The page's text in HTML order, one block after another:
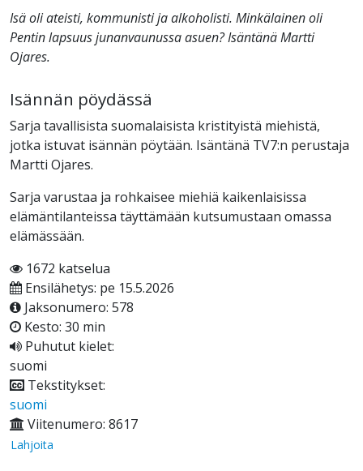
Isä oli ateisti, kommunisti ja alkoholisti. Minkälainen oli
Pentin lapsuus junanvaunussa asuen? Isäntänä Martti
Ojares.
Isännän pöydässä
Sarja tavallisista suomalaisista kristityistä miehistä,
jotka istuvat isännän pöytään. Isäntänä TV7:n perustaja
Martti Ojares.
Sarja varustaa ja rohkaisee miehiä kaikenlaisissa
elämäntilanteissa täyttämään kutsumustaan omassa
elämässään.
1672 katselua
Ensilähetys: pe 15.5.2026
Jaksonumero: 578
Kesto: 30 min
Puhutut kielet:
suomi
Tekstitykset:
suomi
Viitenumero: 8617
Lahjoita